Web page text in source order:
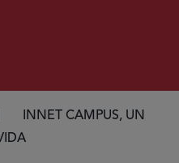
INNET CAMPUS, UN